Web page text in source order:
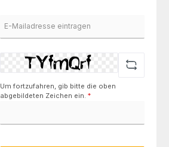
Um fortzufahren, gib bitte die oben
abgebildeten Zeichen ein.*